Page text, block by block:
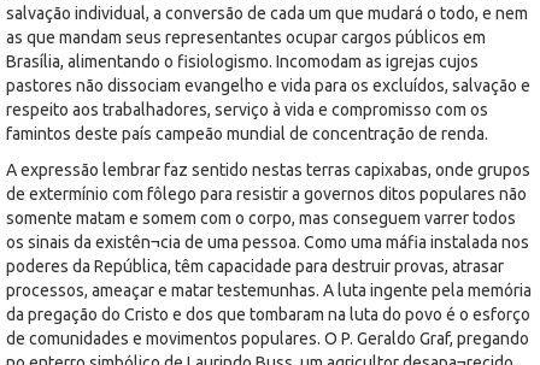
salvação individual, a conversão de cada um que mudará o todo, e nem
as que mandam seus representantes ocupar cargos públicos em
Brasília, alimentando o fisiologismo. Incomodam as igrejas cujos
pastores não dissociam evangelho e vida para os excluídos, salvação e
respeito aos trabalhadores, serviço à vida e compromisso com os
famintos deste país campeão mundial de concentração de renda.
A expressão lembrar faz sentido nestas terras capixabas, onde grupos
de extermínio com fôlego para resistir a governos ditos populares não
somente matam e somem com o corpo, mas conseguem varrer todos
os sinais da existên¬cia de uma pessoa. Como uma máfia instalada nos
poderes da República, têm capacidade para destruir provas, atrasar
processos, ameaçar e matar testemunhas. A luta ingente pela memória
da pregação do Cristo e dos que tombaram na luta do povo é o esforço
de comunidades e movimentos populares. O P. Geraldo Graf, pregando